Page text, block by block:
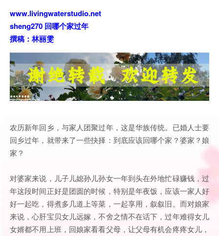
www.livingwaterstudio.net
sheng270 回哪个家过年
撰稿：林丽雯
农历新年回乡，与家人团聚过年，这是华族传统。已婚人士要
回乡过年，就带来了一些抉择：到底应该回哪个家？婆家？娘
家？
对婆家来说，儿子儿媳孙儿孙女一年到头在外地忙碌赚钱，过
年这段时间正好是团圆的时候，特别是年夜饭，应该一家人好
好一起吃，得煮多几道上等菜，一起享用，叙叙旧。而对娘家
来说，心肝宝贝女儿远嫁，不舍之情不在话下，过年难得女儿
女婿都不用上班，回娘家看看父母，让父母有机会疼疼女儿，